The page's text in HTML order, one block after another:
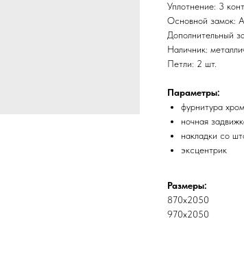
Уплотнение: 3
Основной замок:
Дополнительный
Наличник:
Петли: 2 шт.
Параметры:
фурнитура хром
ночная
накладки со
эксцентрик
Размеры:
870х2050
970х2050